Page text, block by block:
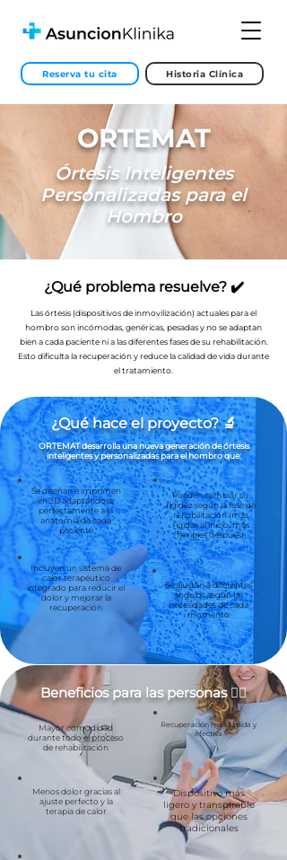
Reserva tu cita Historia Clínica
ORTEMAT
Órtesis Inteligentes
Personalizadas para el
Hombro
¿Qué problema resuelve? ✔️
Las órtesis (dispositivos de inmovilización) actuales para el
hombro son incómodas, genéricas, pesadas y no se adaptan
bien a cada paciente ni a las diferentes fases de su rehabilitación.
Esto dificulta la recuperación y reduce la calidad de vida durante
el tratamiento.
¿Qué hace el proyecto? 🔬
ORTEMAT desarrolla una nueva generación de órtesis
inteligentes y personalizadas para el hombro que:
Se diseñan e imprimen
en 3D adaptándose
perfectamente a la
anatomía de cada
paciente
Incluyen un sistema de
calor terapéutico
integrado para reducir el
dolor y mejorar la
recuperación
Pueden cambiar su
rigidez según la fase de
rehabilitación (más
rígidas al inicio, más
flexibles después)
Se ajustan a diferentes
ángulos según las
necesidades de cada
momento
Beneficios para las personas 👍🏻
Mayor comodidad
durante todo el proceso
de rehabilitación
Recuperación más rápida y
efectiva
Menos dolor gracias al
ajuste perfecto y la
terapia de calor
Dispositivo más
ligero y transpirable
que las opciones
tradicionales